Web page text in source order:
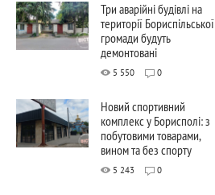
Три аварійні будівлі на
території Бориспільської
громади будуть
демонтовані
5 550 0
Новий спортивний
комплекс у Борисполі: з
побутовими товарами,
вином та без спорту
5 243 0